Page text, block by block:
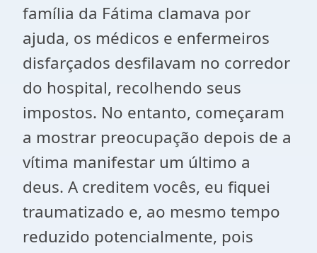
família da Fátima clamava por
ajuda, os médicos e enfermeiros
disfarçados desfilavam no corredor
do hospital, recolhendo seus
impostos. No entanto, começaram
a mostrar preocupação depois de a
vítima manifestar um último a
deus. A creditem vocês, eu fiquei
traumatizado e, ao mesmo tempo
reduzido potencialmente, pois